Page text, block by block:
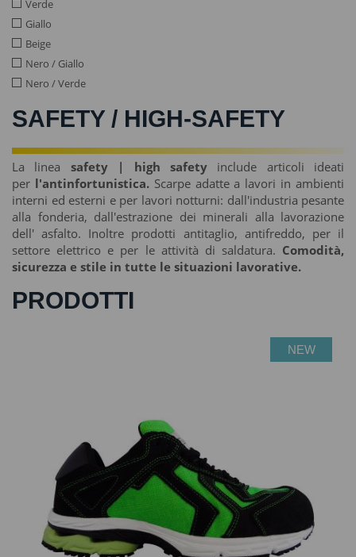
Verde
Giallo
Beige
Nero / Giallo
Nero / Verde
SAFETY / HIGH-SAFETY
La linea safety | high safety include articoli ideati
per l'antinfortunistica. Scarpe adatte a lavori in ambienti
interni ed esterni e per lavori notturni: dall'industria pesante
alla fonderia, dall'estrazione dei minerali alla lavorazione
dell' asfalto. Inoltre prodotti antitaglio, antifreddo, per il
settore elettrico e per le attività di saldatura. Comodità,
sicurezza e stile in tutte le situazioni lavorative.
PRODOTTI
NEW